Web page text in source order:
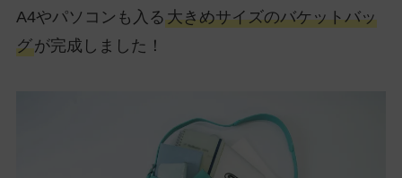
A4やパソコンも入る大きめサイズのバケットバッ
グが完成しました！